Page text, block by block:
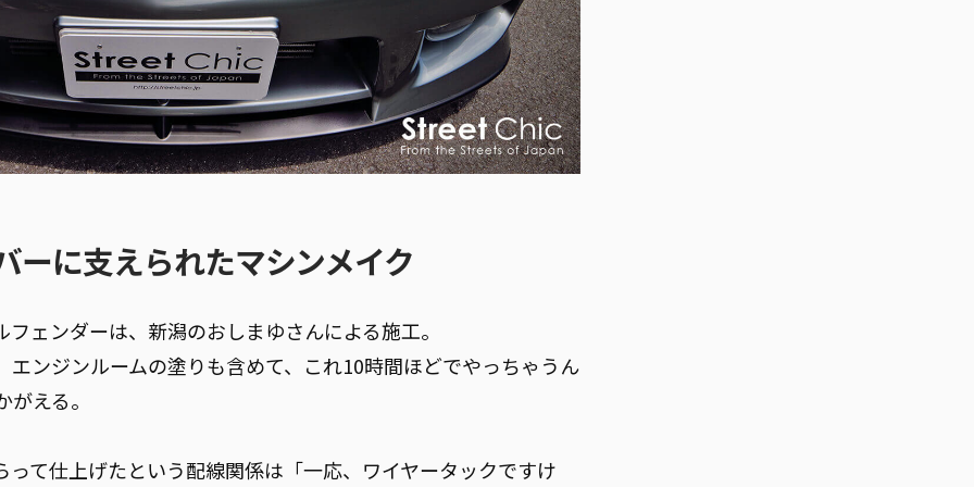
ーに支えられたマシンメイク
ェンダーは、新潟のおしまゆさんによる施工。
ンジンルームの塗りも含めて、これ10時間ほどでやっちゃうん
える。
て仕上げたという配線関係は「一応、ワイヤータックですけ